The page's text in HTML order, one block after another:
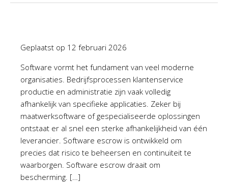
Geplaatst op 12 februari 2026
Software vormt het fundament van veel moderne
organisaties. Bedrijfsprocessen klantenservice
productie en administratie zijn vaak volledig
afhankelijk van specifieke applicaties. Zeker bij
maatwerksoftware of gespecialiseerde oplossingen
ontstaat er al snel een sterke afhankelijkheid van één
leverancier. Software escrow is ontwikkeld om
precies dat risico te beheersen en continuïteit te
waarborgen. Software escrow draait om
bescherming. […]